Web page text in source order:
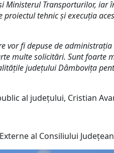
Ministerul Transporturilor, iar
tehnic și execuția
vor fi depuse de
multe solicitări. Sunt foarte
județului Dâmbovița
al județului, Cristian
al Consiliului